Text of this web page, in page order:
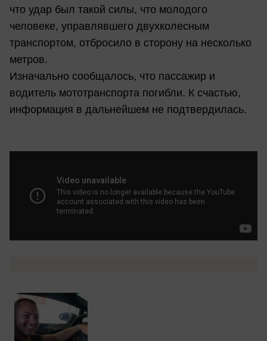
что удар был такой силы, что молодого
человеке, управлявшего двухколесным
транспортом, отбросило в сторону на несколько
метров.
Изначально сообщалось, что пассажир и
водитель мототранспорта погибли. К счастью,
информация в дальнейшем не подтвердилась.